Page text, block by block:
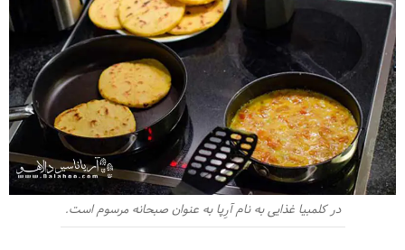
در کلمبیا غذایی به نام آرِپا به عنوان صبحانه مرسوم است.